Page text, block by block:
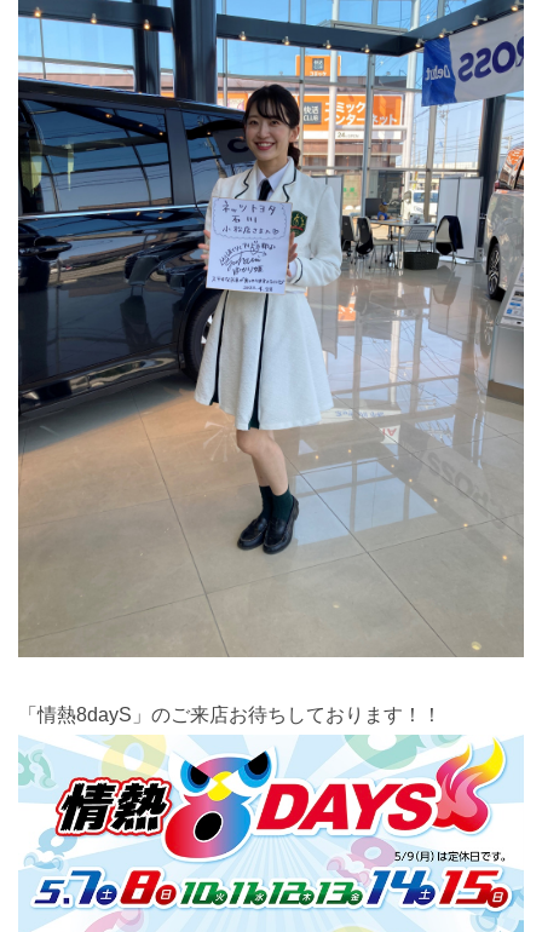
「情熱8dayS」のご来店お待ちしております！！